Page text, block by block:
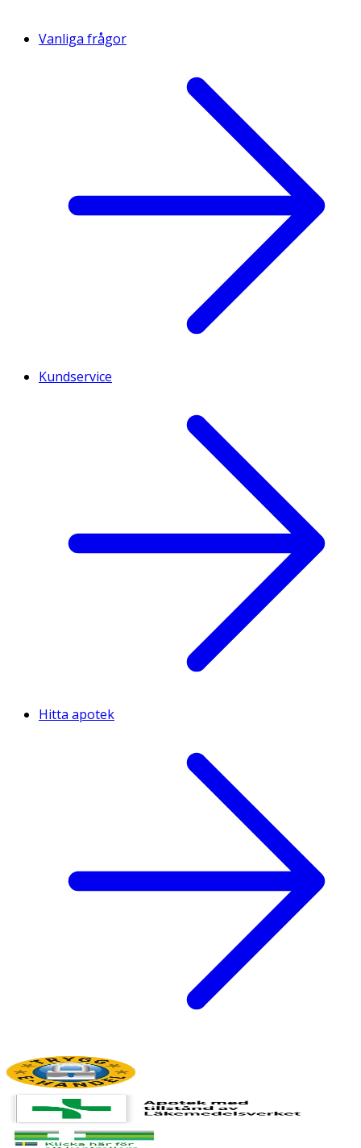
Vanliga frågor
Kundservice
Hitta apotek